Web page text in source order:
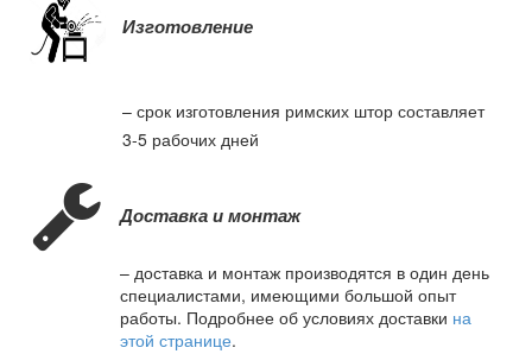
Изготовление
– срок изготовления римских штор составляет
3-5 рабочих дней
Доставка и монтаж
– доставка и монтаж производятся в один день
специалистами, имеющими большой опыт
работы. Подробнее об условиях доставки на
этой странице.